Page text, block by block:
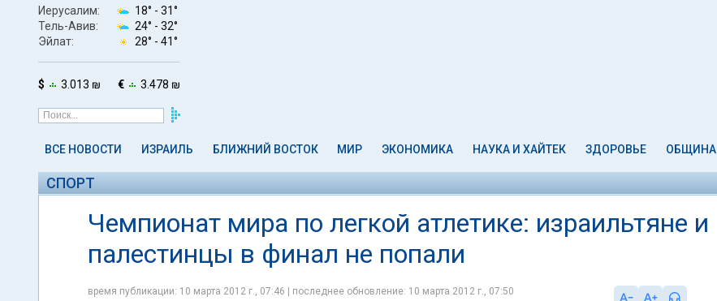
Иерусалим: 18° - 31°
Тель-Авив:
24° - 32°
Эйлат:
28° - 41°
$ 3.013 ₪ € 3.478 ₪
ВСЕ НОВОСТИ ИЗРАИЛЬ БЛИЖНИЙ ВОСТОК МИР ЭКОНОМИКА НАУКА И ХАЙТЕК ЗДОРОВЬЕ ОБЩИНА
СПОРТ
Чемпионат мира по легкой атлетике: израильтяне и
палестинцы в финал не попали
время публикации: 10 марта 2012 г., 07:46 | последнее обновление: 10 марта 2012 г., 07:50